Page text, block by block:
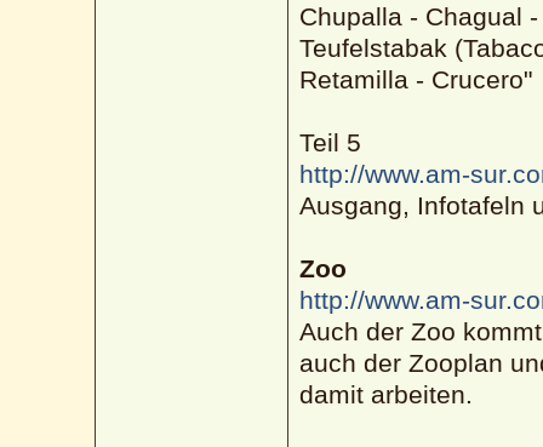
Chupalla - Chagual
Teufelstabak
Retamilla - Crucero"
Teil 5
http://www.am-
Ausgang, Infotafeln
Zoo
http://www.am-
Auch der Zoo
auch der Zooplan
damit arbeiten.